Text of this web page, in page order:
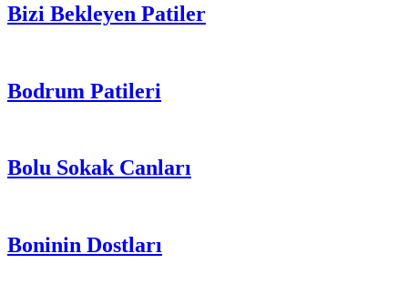
Bizi Bekleyen Patiler
Bodrum Patileri
Bolu Sokak Canları
Boninin Dostları